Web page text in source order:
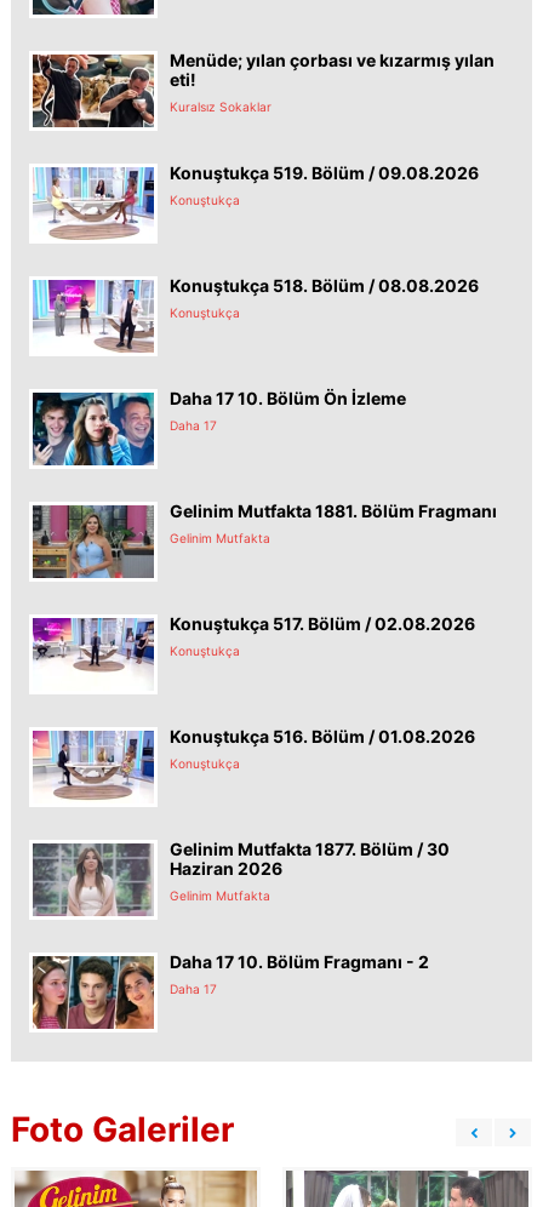
Menüde; yılan çorbası ve kızarmış yılan
eti!
Kuralsız Sokaklar
Konuştukça 519. Bölüm / 09.08.2026
Konuştukça
Konuştukça 518. Bölüm / 08.08.2026
Konuştukça
Daha 17 10. Bölüm Ön İzleme
Daha 17
Gelinim Mutfakta 1881. Bölüm Fragmanı
Gelinim Mutfakta
Konuştukça 517. Bölüm / 02.08.2026
Konuştukça
Konuştukça 516. Bölüm / 01.08.2026
Konuştukça
Gelinim Mutfakta 1877. Bölüm / 30
Haziran 2026
Gelinim Mutfakta
Daha 17 10. Bölüm Fragmanı - 2
Daha 17
Foto Galeriler